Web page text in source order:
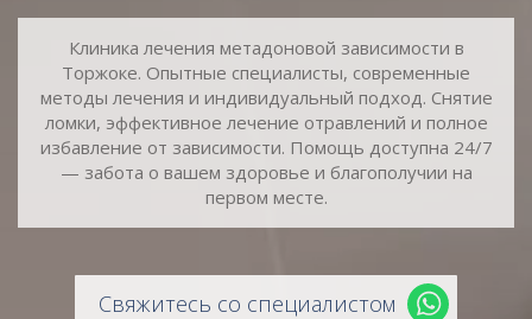
Клиника лечения метадоновой зависимости в
Торжоке. Опытные специалисты, современные
методы лечения и индивидуальный подход. Снятие
ломки, эффективное лечение отравлений и полное
избавление от зависимости. Помощь доступна 24/7
— забота о вашем здоровье и благополучии на
первом месте.
Свяжитесь со специалистом